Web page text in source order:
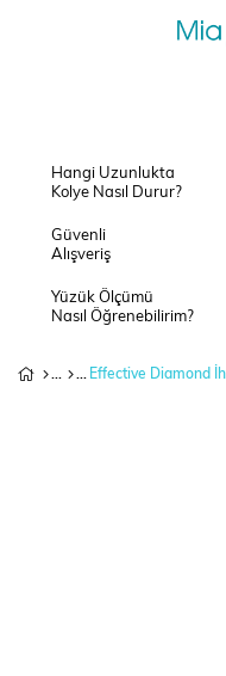
Hangi Uzunlukta
Kolye Nasıl Durur?
Güvenli
Alışveriş
Yüzük Ölçümü
Nasıl Öğrenebilirim?
Effective Diamond